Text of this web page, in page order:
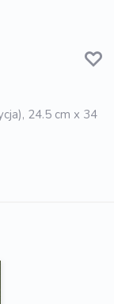
24.5 cm x 34